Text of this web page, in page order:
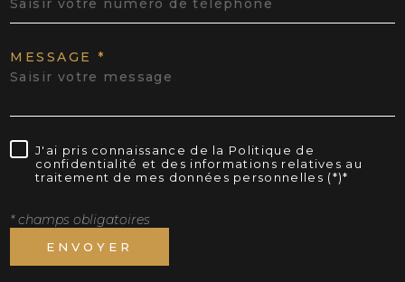
MESSAGE *
J'ai pris connaissance de la Politique de
confidentialité et des informations relatives au
traitement de mes données personnelles (*)*
* champs obligatoires
ENVOYER